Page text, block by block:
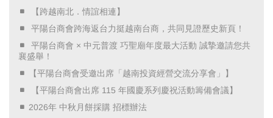
​ 【跨越南北．情誼相連】 ​
​ 平陽台商會跨海返台力挺越南台商，共同見證歷史新頁！ ​
​ 平陽台商會 × 中元普渡 巧聖廟年度最大活動 誠摯邀請您共
襄盛舉！ ​
【平陽台商會受邀出席「越南投資經營交流分享會」】
​ 【平陽台商會出席 115 年國慶系列慶祝活動籌備會議】 ​
2026年 中秋月餅採購 招標辦法